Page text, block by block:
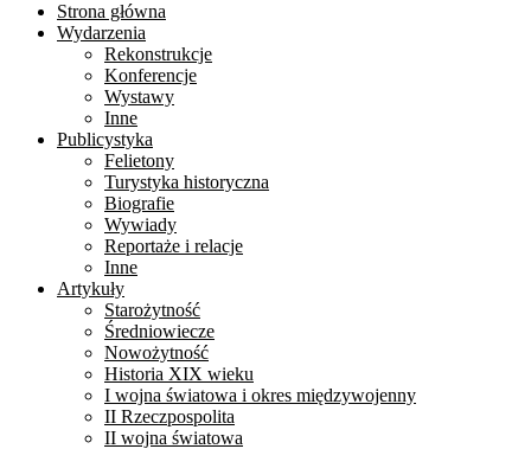
Strona główna
Wydarzenia
Rekonstrukcje
Konferencje
Wystawy
Inne
Publicystyka
Felietony
Turystyka historyczna
Biografie
Wywiady
Reportaże i relacje
Inne
Artykuły
Starożytność
Średniowiecze
Nowożytność
Historia XIX wieku
I wojna światowa i okres międzywojenny
II Rzeczpospolita
II wojna światowa